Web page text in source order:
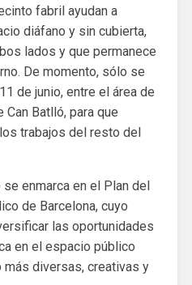
fabril ayudan a
diáfano y sin cubierta,
lados y que permanece
De momento, sólo se
de junio, entre el área de
Batlló, para que
trabajos del resto del
enmarca en el Plan del
de Barcelona, cuyo
las oportunidades
en el espacio público
más diversas, creativas y